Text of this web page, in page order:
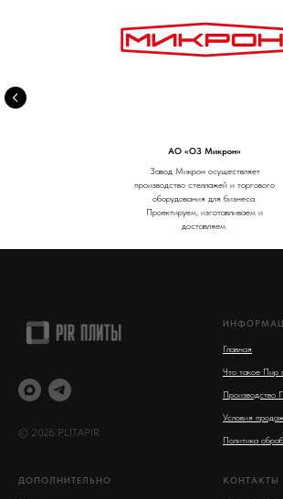
АО «ОЗ Микрон»
Завод Микрон осуществляет
производство стеллажей и торгового
оборудования для бизнеса.
Проектируем, изготавливаем и
доставляем.
© 2026 PLITAPIR
Главная
Что такое Пир
Производство
Условия
Политика
ДОПОЛНИТЕЛЬНО КОНТАКТЫ